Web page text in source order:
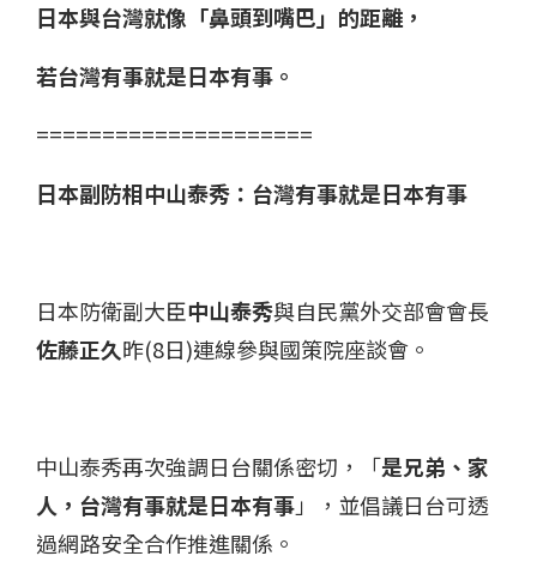
日本與台灣就像「鼻頭到嘴巴」的距離，
若台灣有事就是日本有事。
=====================
日本副防相中山泰秀：台灣有事就是日本有事
日本防衛副大臣中山泰秀與自民黨外交部會會長
佐藤正久昨(8日)連線參與國策院座談會。
中山泰秀再次強調日台關係密切，「是兄弟、家
人，台灣有事就是日本有事」，並倡議日台可透
過網路安全合作推進關係。